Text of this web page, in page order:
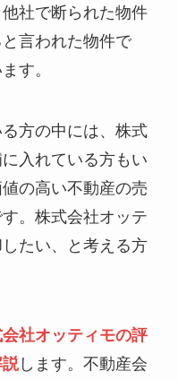
社で断られた物件
言われた物件で
す。
方の中には、株式
入れている方もい
の高い不動産の売
。株式会社オッテ
たい、と考える方
社オッティモの評
します。不動産会